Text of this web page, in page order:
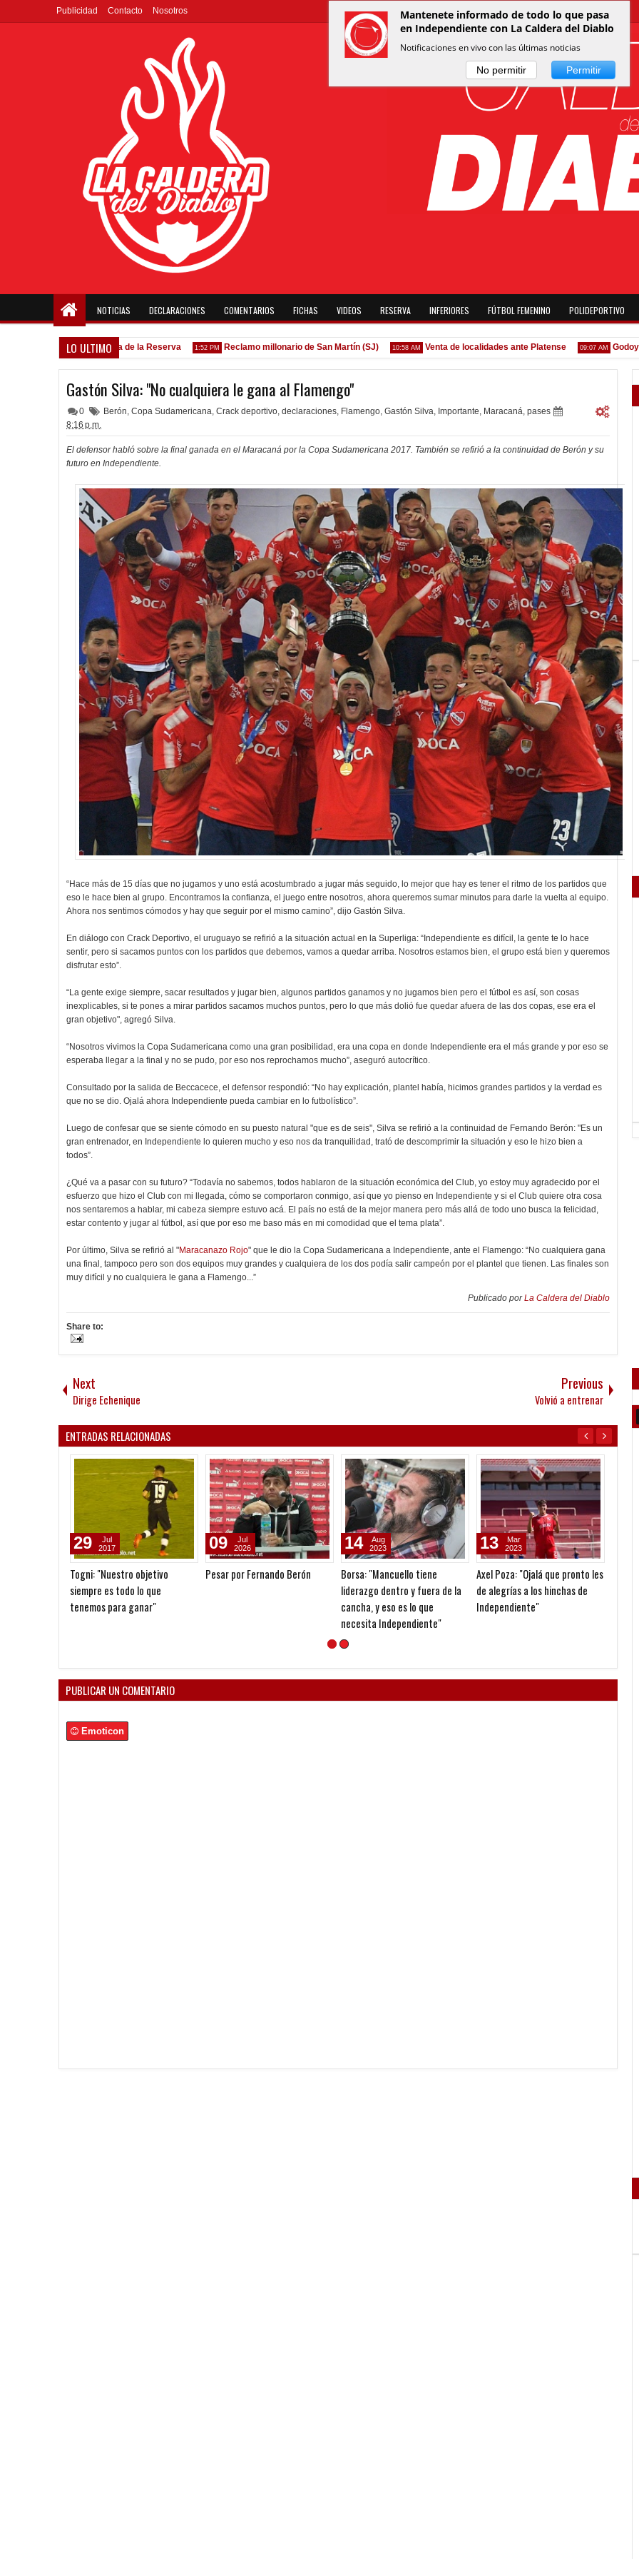
Publicidad Contacto Nosotros
NOTICIAS DECLARACIONES COMENTARIOS FICHAS VIDEOS RESERVA INFERIORES FÚTBOL FEMENINO POLIDEPORTIVO
LO ULTIMO
Goleada histórica de la Reserva 1:52 PM Reclamo millonario de San Martín (SJ) 10:58 AM Venta de localidades ante Platense 09:07 AM Godoy
Gastón Silva: "No cualquiera le gana al Flamengo"
0 Berón, Copa Sudamericana, Crack deportivo, declaraciones, Flamengo, Gastón Silva, Importante, Maracaná, pases
8:16 p.m.
El defensor habló sobre la final ganada en el Maracaná por la Copa Sudamericana 2017. También se refirió a la continuidad de Berón y su
futuro en Independiente.
“Hace más de 15 días que no jugamos y uno está acostumbrado a jugar más seguido, lo mejor que hay es tener el ritmo de los partidos que
eso le hace bien al grupo. Encontramos la confianza, el juego entre nosotros, ahora queremos sumar minutos para darle la vuelta al equipo.
Ahora nos sentimos cómodos y hay que seguir por el mismo camino”, dijo Gastón Silva.
En diálogo con Crack Deportivo, el uruguayo se refirió a la situación actual en la Superliga: “Independiente es difícil, la gente te lo hace
sentir, pero si sacamos puntos con los partidos que debemos, vamos a quedar arriba. Nosotros estamos bien, el grupo está bien y queremos
disfrutar esto”.
“La gente exige siempre, sacar resultados y jugar bien, algunos partidos ganamos y no jugamos bien pero el fútbol es así, son cosas
inexplicables, si te pones a mirar partidos sacamos muchos puntos, pero lo que más dolió fue quedar afuera de las dos copas, ese era el
gran objetivo", agregó Silva.
“Nosotros vivimos la Copa Sudamericana como una gran posibilidad, era una copa en donde Independiente era el más grande y por eso se
esperaba llegar a la final y no se pudo, por eso nos reprochamos mucho”, aseguró autocrítico.
Consultado por la salida de Beccacece, el defensor respondió: “No hay explicación, plantel había, hicimos grandes partidos y la verdad es
que no se dio. Ojalá ahora Independiente pueda cambiar en lo futbolístico”.
Luego de confesar que se siente cómodo en su puesto natural "que es de seis", Silva se refirió a la continuidad de Fernando Berón: "Es un
gran entrenador, en Independiente lo quieren mucho y eso nos da tranquilidad, trató de descomprimir la situación y eso le hizo bien a
todos”.
¿Qué va a pasar con su futuro? “Todavía no sabemos, todos hablaron de la situación económica del Club, yo estoy muy agradecido por el
esfuerzo que hizo el Club con mi llegada, cómo se comportaron conmigo, así que yo pienso en Independiente y si el Club quiere otra cosa
nos sentaremos a hablar, mi cabeza siempre estuvo acá. El país no está de la mejor manera pero más allá de todo uno busca la felicidad,
estar contento y jugar al fútbol, así que por eso me baso más en mi comodidad que el tema plata”.
Por último, Silva se refirió al "Maracanazo Rojo" que le dio la Copa Sudamericana a Independiente, ante el Flamengo: “No cualquiera gana
una final, tampoco pero son dos equipos muy grandes y cualquiera de los dos podía salir campeón por el plantel que tienen. Las finales son
muy difícil y no cualquiera le gana a Flamengo...”
Publicado porLa Caldera del Diablo
Share to:
Next
Dirige Echenique
Previous
Volvió a entrenar
ENTRADAS RELACIONADAS
Togni: "Nuestro objetivo
siempre es todo lo que
tenemos para ganar"
29
Jul
2017
Pesar por Fernando Berón
09
Jul
2026
Borsa: "Mancuello tiene
liderazgo dentro y fuera de la
cancha, y eso es lo que
necesita Independiente"
14
Aug
2023
Axel Poza: "Ojalá que pronto les
de alegrías a los hinchas de
Independiente"
13
Mar
2023
PUBLICAR UN COMENTARIO
Emoticon
Mantenete informado de todo lo que pasa
en Independiente con La Caldera del Diablo
Notificaciones en vivo con las últimas noticias
No permitir Permitir